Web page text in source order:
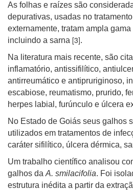
As folhas e raízes são
depurativas, usadas no
externamente, tratam ampla
incluindo a sarna [3].
Na literatura mais recente, são
inflamatório, antissifilítico,
antirreumático e antipruriginoso,
escabiose, reumatismo, prurido,
herpes labial, furúnculo e úlcera
No Estado de Goiás seus galhos
utilizados em tratamentos de
caráter sifilítico, úlcera dérmica,
Um trabalho científico analisou
galhos da A. smilacifolia. Foi
estrutura inédita a partir da